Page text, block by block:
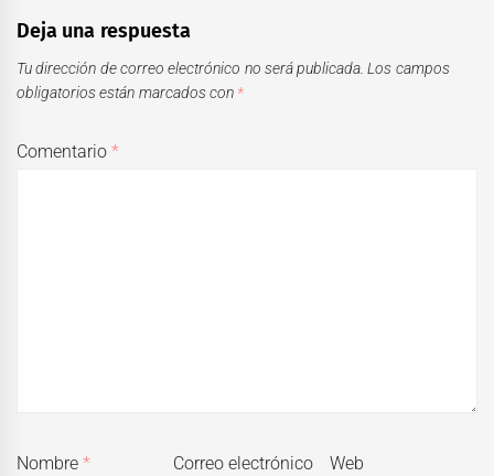
Deja una respuesta
Tu dirección de correo electrónico no será publicada. Los campos
obligatorios están marcados con *
Comentario*
Nombre*
Correo electrónico
Web